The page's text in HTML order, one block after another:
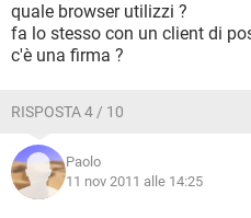
quale browser utilizzi ?
fa lo stesso con un client di
c'è una firma ?
RISPOSTA 4 / 10
Paolo
11 nov 2011 alle 14:25